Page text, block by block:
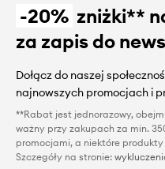
-20% zniżki**
za zapis do
Dołącz do naszej
najnowszych promocjach i
**Rabat jest jednorazowy,
ważny przy zakupach za min.
promocjami, a niektóre
Szczegóły na stronie: